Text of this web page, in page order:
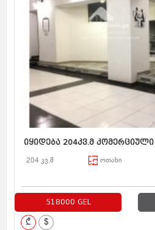
იყიდება 204კვ.მ
204 კვ.მ ოთახი
518000 GEL
₾ $